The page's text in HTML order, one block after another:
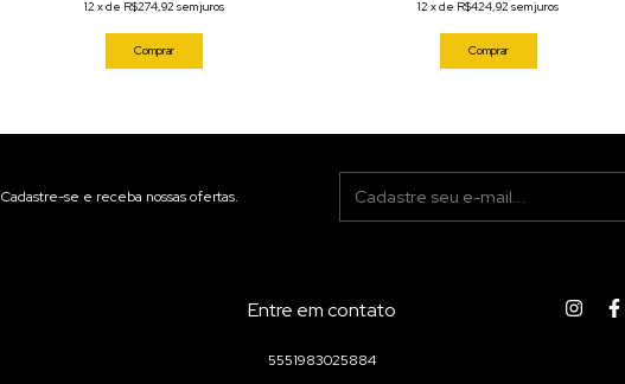
12 xde R$274,92 sem juros
Comprar
12 xde R$424,92 sem juros
Comprar
Cadastre-se e receba nossas ofertas.
Entre em contato
5551983025884